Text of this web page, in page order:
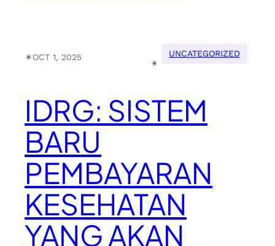
✴︎OCT 1, 2025
✴︎
UNCATEGORIZED
IDRG: SISTEM
BARU
PEMBAYARAN
KESEHATAN
YANG AKAN